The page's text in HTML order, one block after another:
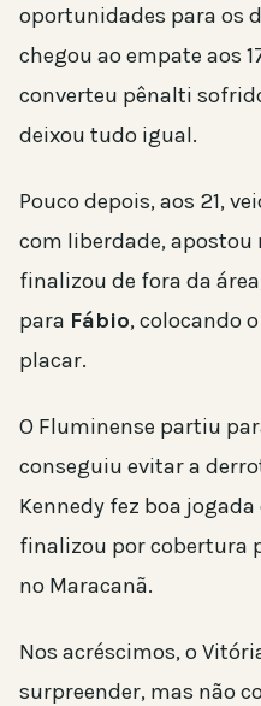
oportunidades para os
chegou ao empate aos
converteu pênalti
deixou tudo igual.
Pouco depois, aos 21,
com liberdade,
finalizou de fora da
para Fábio, colocando
placar.
O Fluminense partiu
conseguiu evitar a
Kennedy fez boa
finalizou por cobertura
no Maracanã.
Nos acréscimos, o
surpreender, mas não